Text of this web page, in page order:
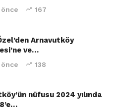
önce 167
Arnavutköy
ve…
önce 138
nüfusu 2024 yılında